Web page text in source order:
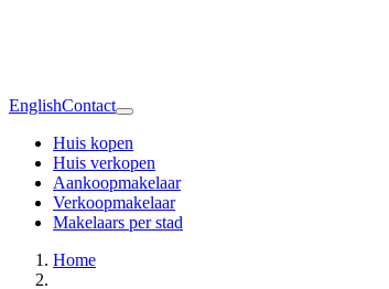
EnglishContact
Huis kopen
Huis verkopen
Aankoopmakelaar
Verkoopmakelaar
Makelaars per stad
Home